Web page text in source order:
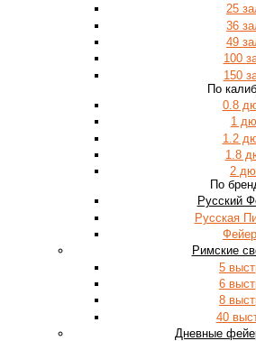
25
36
49
100
150
По
0.8
1
1.2
1.8
2
По
Русский
Русская
Римские
5
6
8
40
Дневные